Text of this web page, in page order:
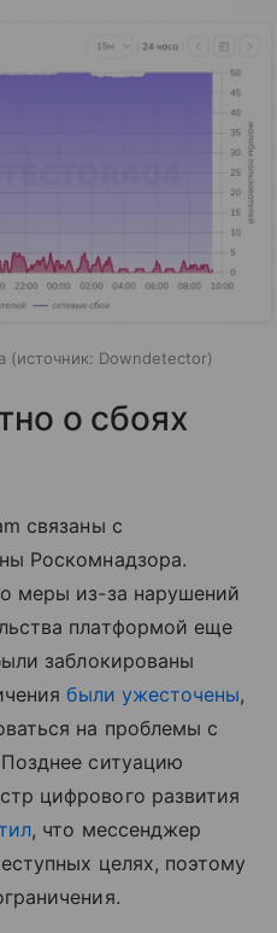
источник: Downdetector
о сбоях
связаны с
Роскомнадзора.
меры из-за нарушений
платформой еще
заблокированы
были ужесточены,
на проблемы с
ситуацию
цифрового развития
, что мессенджер
целях, поэтому